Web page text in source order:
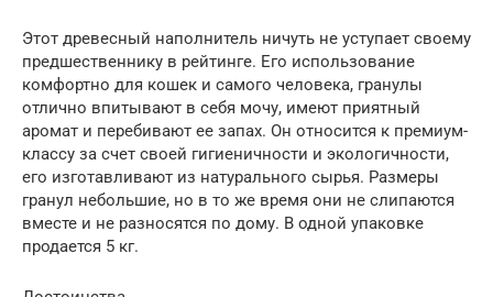
Этот древесный наполнитель ничуть не уступает своему
предшественнику в рейтинге. Его использование
комфортно для кошек и самого человека, гранулы
отлично впитывают в себя мочу, имеют приятный
аромат и перебивают ее запах. Он относится к премиум-
классу за счет своей гигиеничности и экологичности,
его изготавливают из натурального сырья. Размеры
гранул небольшие, но в то же время они не слипаются
вместе и не разносятся по дому. В одной упаковке
продается 5 кг.